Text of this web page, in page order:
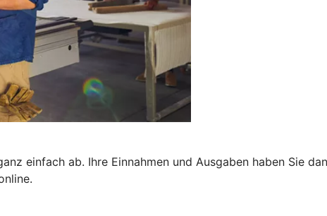
einfach ab. Ihre Einnahmen und Ausgaben haben Sie